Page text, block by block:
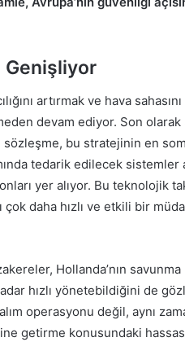
Genişliyor
artırmak ve hava
devam ediyor. Son olarak
sözleşme, bu stratejinin en
tedarik edilecek sistemler
yer alıyor. Bu teknolojik
daha hızlı ve etkili bir
Hollanda’nın savunma
hızlı yönetebildiğini de
operasyonu değil, aynı
getirme konusundaki